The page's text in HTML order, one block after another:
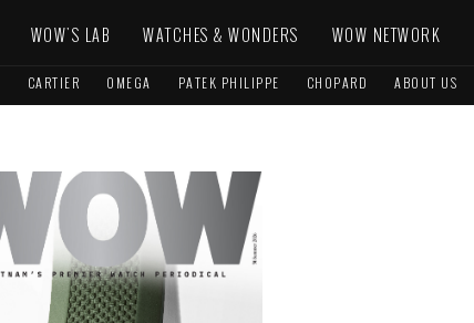
WOW'S LAB WATCHES & WONDERS WOW NETWORK
CARTIER OMEGA PATEK PHILIPPE CHOPARD ABOUT US